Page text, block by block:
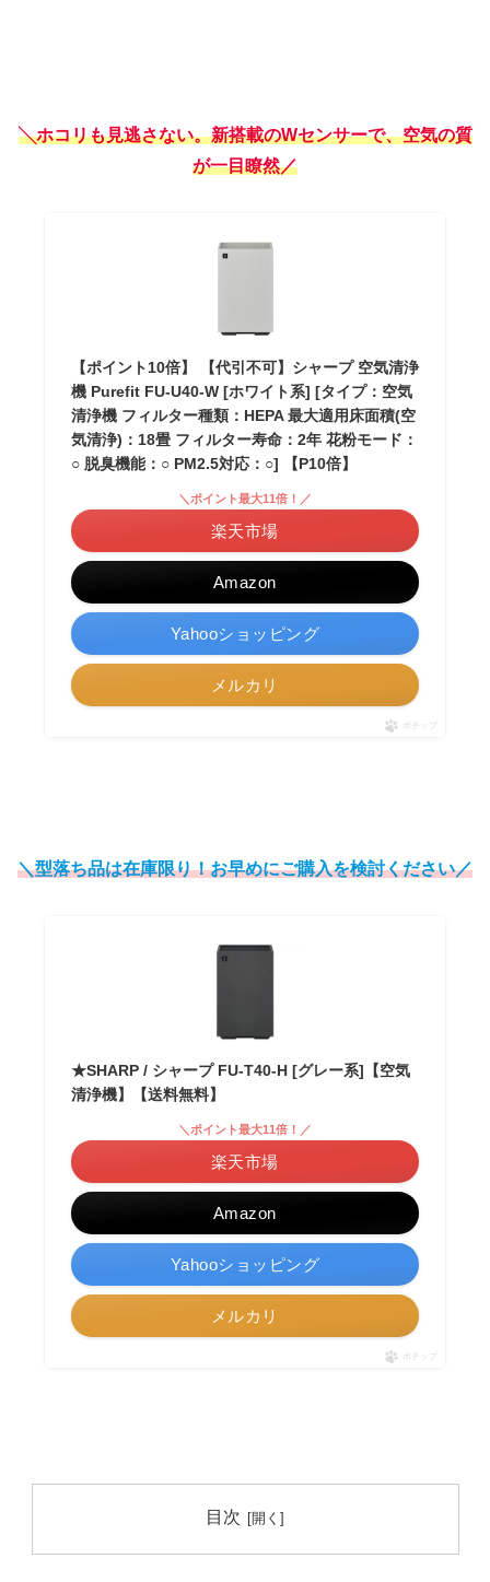
╲ホコリも見逃さない。新搭載のWセンサーで、空気の質
が一目瞭然／
【ポイント10倍】 【代引不可】シャープ 空気清浄
機 Purefit FU-U40-W [ホワイト系] [タイプ：空気
清浄機 フィルター種類：HEPA 最大適用床面積(空
気清浄)：18畳 フィルター寿命：2年 花粉モード：
○ 脱臭機能：○ PM2.5対応：○] 【P10倍】
Amazon
＼ポイント最大11倍！／
楽天市場
Yahooショッピング
メルカリ
ポチップ
＼型落ち品は在庫限り！お早めにご購入を検討ください／
★SHARP / シャープ FU-T40-H [グレー系]【空気
清浄機】【送料無料】
Amazon
＼ポイント最大11倍！／
楽天市場
Yahooショッピング
メルカリ
ポチップ
目次